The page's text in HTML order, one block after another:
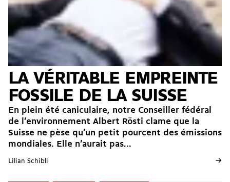
LA VÉRITABLE EMPREINTE
FOSSILE DE LA SUISSE
En plein été caniculaire, notre Conseiller fédéral
de l’environnement Albert Rösti clame que la
Suisse ne pèse qu’un petit pourcent des émissions
mondiales. Elle n’aurait pas...
Lilian Schibli →